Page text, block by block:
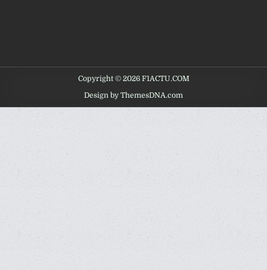
Copyright © 2026 F1ACTU.COM
Design by ThemesDNA.com